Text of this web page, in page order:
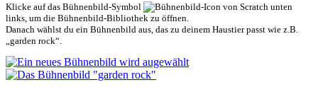
Klicke auf das Bühnenbild-Symbol
unten
links, um die Bühnenbild-Bibliothek zu öffnen.
Danach wählst du ein Bühnenbild aus, das zu deinem Haustier passt wie z.B.
„garden rock“.